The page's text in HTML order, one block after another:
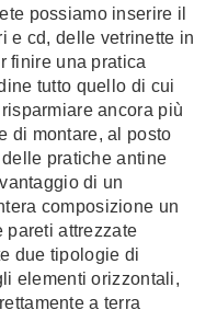
possiamo inserire il
e cd, delle vetrinette in
finire una pratica
tutto quello di cui
ancora più
di montare, al posto
pratiche antine
di un
composizione un
pareti attrezzate
due tipologie di
elementi orizzontali,
a terra